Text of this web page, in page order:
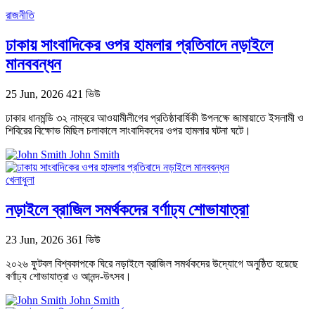
রাজনীতি
ঢাকায় সাংবাদিকের ওপর হামলার প্রতিবাদে নড়াইলে
মানববন্ধন
25 Jun, 2026 421 ভিউ
ঢাকার ধানমন্ডি ৩২ নাম্বরে আওয়ামীলীগের প্রতিষ্ঠাবার্ষিকী উপলক্ষে জামায়াতে ইসলামী ও
শিবিরের বিক্ষোভ মিছিল চলাকালে সাংবাদিকদের ওপর হামলার ঘটনা ঘটে।
John Smith
খেলাধুলা
নড়াইলে ব্রাজিল সমর্থকদের বর্ণাঢ্য শোভাযাত্রা
23 Jun, 2026 361 ভিউ
২০২৬ ফুটবল বিশ্বকাপকে ঘিরে নড়াইলে ব্রাজিল সমর্থকদের উদ্যোগে অনুষ্ঠিত হয়েছে
বর্ণাঢ্য শোভাযাত্রা ও আনন্দ-উৎসব।
John Smith